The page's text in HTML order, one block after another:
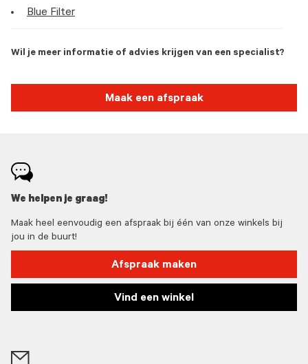
Blue Filter
Wil je meer informatie of advies krijgen van een specialist?
Maak een afspraak
We helpen je graag!
Maak heel eenvoudig een afspraak bij één van onze winkels bij
jou in de buurt!
Afspraak maken
Vind een winkel